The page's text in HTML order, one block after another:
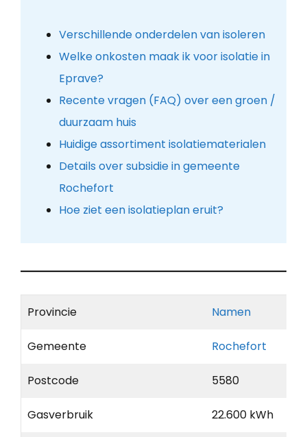
Verschillende onderdelen van isoleren
Welke onkosten maak ik voor isolatie in
Eprave?
Recente vragen (FAQ) over een groen /
duurzaam huis
Huidige assortiment isolatiematerialen
Details over subsidie in gemeente
Rochefort
Hoe ziet een isolatieplan eruit?
Provincie Namen
Gemeente Rochefort
Postcode 5580
Gasverbruik 22.600 kWh